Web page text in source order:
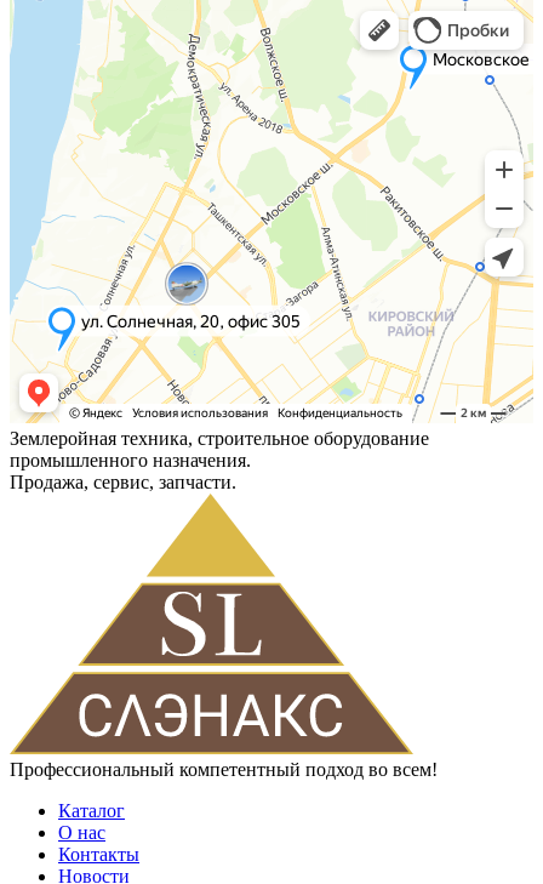
Землеройная техника, строительное оборудование
промышленного назначения.
Продажа, сервис, запчасти.
Профессиональный компетентный подход во всем!
Каталог
О нас
Контакты
Новости